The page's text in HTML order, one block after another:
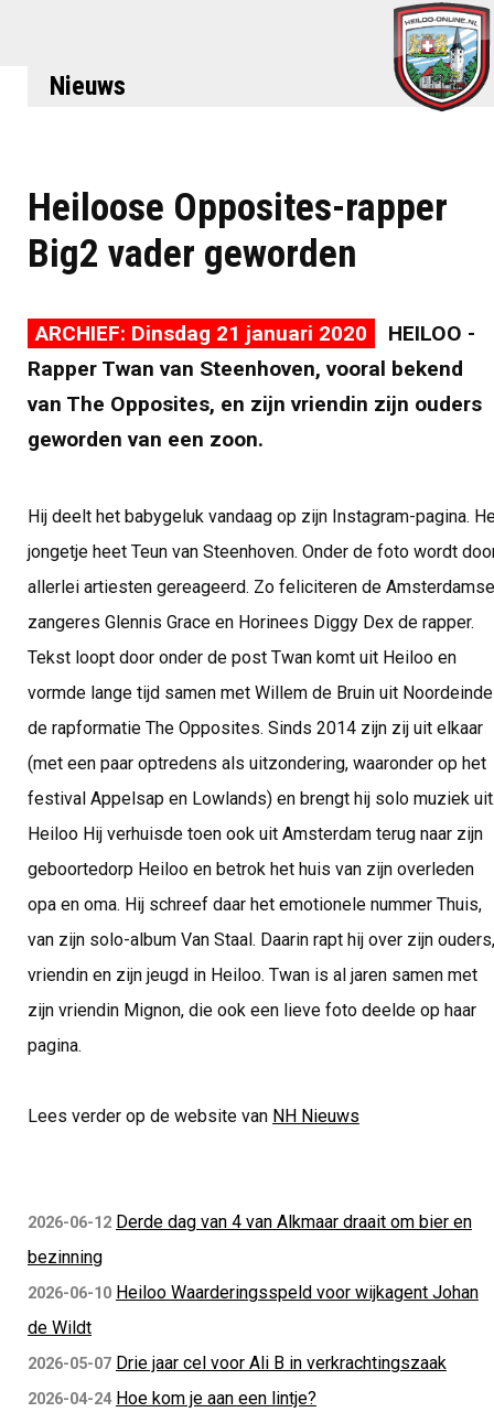
Nieuws
Heiloose Opposites-rapper
Big2 vader geworden
ARCHIEF: Dinsdag 21 januari 2020
HEILOO -
Rapper Twan van Steenhoven, vooral bekend
van The Opposites, en zijn vriendin zijn ouders
geworden van een zoon.
Hij deelt het babygeluk vandaag op zijn Instagram-pagina.
jongetje heet Teun van Steenhoven. Onder de foto wordt
allerlei artiesten gereageerd. Zo feliciteren de Amsterdamse
zangeres Glennis Grace en Horinees Diggy Dex de rapper.
Tekst loopt door onder de post Twan komt uit Heiloo en
vormde lange tijd samen met Willem de Bruin uit Noordeinde
de rapformatie The Opposites. Sinds 2014 zijn zij uit elkaar
(met een paar optredens als uitzondering, waaronder op het
festival Appelsap en Lowlands) en brengt hij solo muziek
Heiloo Hij verhuisde toen ook uit Amsterdam terug naar zijn
geboortedorp Heiloo en betrok het huis van zijn overleden
opa en oma. Hij schreef daar het emotionele nummer Thuis,
van zijn solo-album Van Staal. Daarin rapt hij over zijn ouders,
vriendin en zijn jeugd in Heiloo. Twan is al jaren samen met
zijn vriendin Mignon, die ook een lieve foto deelde op haar
pagina.
Lees verder op de website van NH Nieuws
2026-06-12 Derde dag van 4 van Alkmaar draait om bier en
bezinning
2026-06-10 Heiloo Waarderingsspeld voor wijkagent Johan
de Wildt
2026-05-07 Drie jaar cel voor Ali B in verkrachtingszaak
2026-04-24 Hoe kom je aan een lintje?